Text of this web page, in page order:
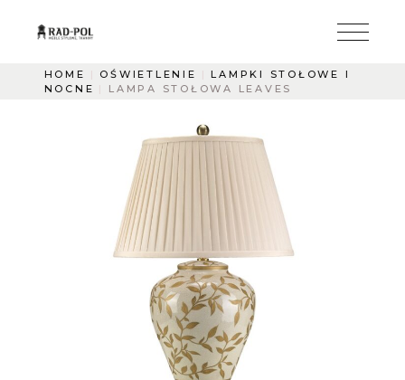
HOME OŚWIETLENIE
LAMPKI STOŁOWE I
NOCNE
LAMPA STOŁOWA LEAVES